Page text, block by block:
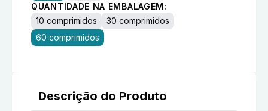
QUANTIDADE NA EMBALAGEM:
10 comprimidos
30 comprimidos
60 comprimidos
Descrição do Produto